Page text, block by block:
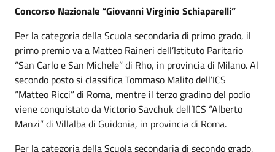
Concorso Nazionale “Giovanni Virginio Schiaparelli”
Per la categoria della Scuola secondaria di primo grado, il
primo premio va a Matteo Raineri dell’Istituto Paritario
“San Carlo e San Michele” di Rho, in provincia di Milano. Al
secondo posto si classifica Tommaso Malito dell’ICS
“Matteo Ricci” di Roma, mentre il terzo gradino del podio
viene conquistato da Victorio Savchuk dell’ICS “Alberto
Manzi” di Villalba di Guidonia, in provincia di Roma.
Per la categoria della Scuola secondaria di secondo grado,